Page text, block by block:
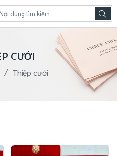
CƯỚI
Thiệp cưới